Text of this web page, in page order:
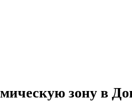
зону в